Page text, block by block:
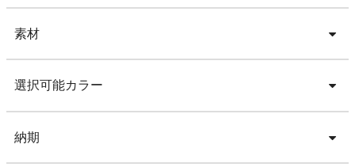
素材
選択可能カラー
納期